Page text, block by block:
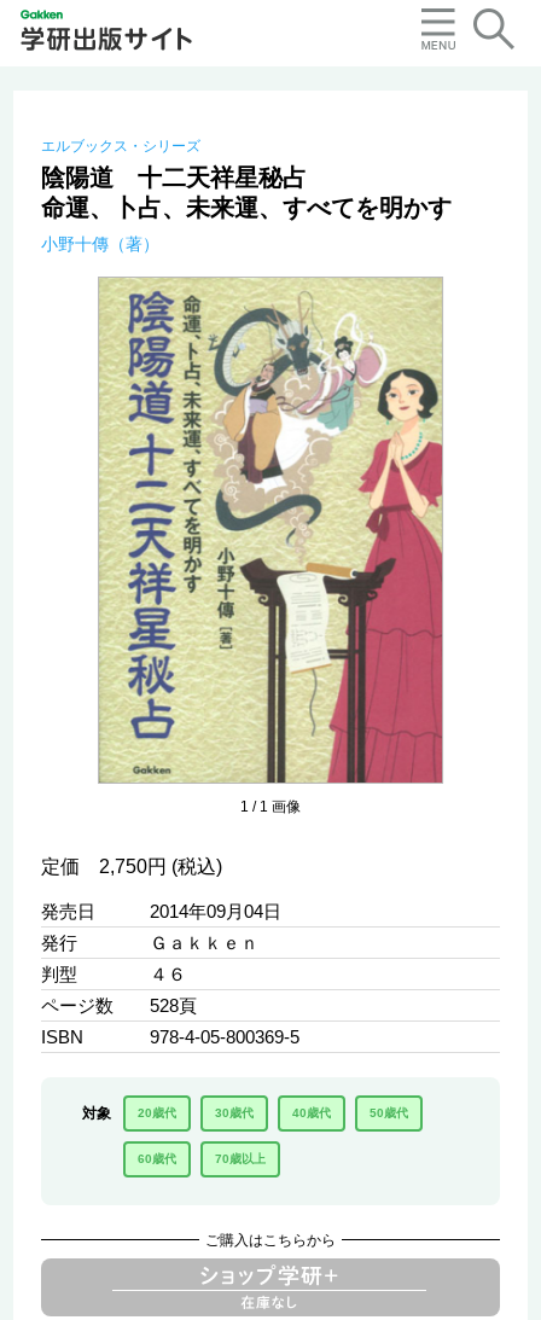
エルブックス・シリーズ
陰陽道 十二天祥星秘占
命運、卜占、未来運、すべてを明かす
小野十傳（著）
1 / 1 画像
定価 2,750円 (税込)
発売日
2014年09月04日
発行
Ｇａｋｋｅｎ
判型
４６
ページ数
528頁
ISBN
978-4-05-800369-5
対象 20歳代 30歳代 40歳代 50歳代
60歳代 70歳以上
ご購入はこちらから